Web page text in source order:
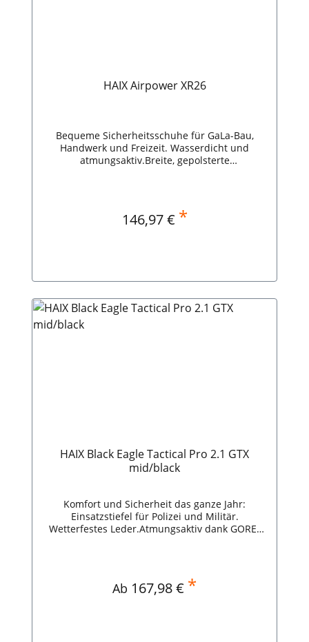
HAIX Airpower XR26
Bequeme Sicherheitsschuhe für GaLa-Bau,
Handwerk und Freizeit. Wasserdicht und
atmungsaktiv.Breite, gepolsterte
HAIX Airpower XR26
Regulärer Preis:
146,97 € *
HAIX Black Eagle Tactical Pro 2.1 GTX
mid/black
Komfort und Sicherheit das ganze Jahr:
Einsatzstiefel für Polizei und Militär.
Wetterfestes Leder.Atmungsaktiv dank GORE-
Regulärer Preis:
Ab 167,98 € *